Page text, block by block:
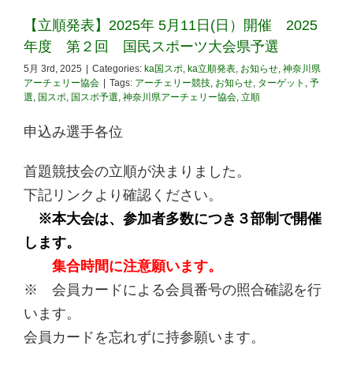
【立順発表】2025年 5月11日(日）開催 2025
年度 第２回 国民スポーツ大会県予選
5月 3rd, 2025 Categories: ka国スポ, ka立順発表, お知らせ, 神奈川県
アーチェリー協会
Tags: アーチェリー競技, お知らせ, ターゲット , 予
選, 国スポ, 国スポ予選, 神奈川県アーチェリー協会, 立順
申込み選手各位
首題競技会の立順が決まりました。
下記リンクより確認ください。
※本大会は、参加者多数につき３部制で開催
します。
集合時間に注意願います。
※ 会員カードによる会員番号の照合確認を行
います。
会員カードを忘れずに持参願います。